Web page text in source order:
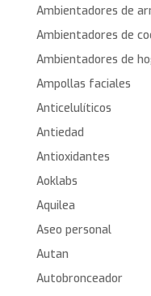
Ambientadores de
Ambientadores de
Ambientadores de
Ampollas faciales
Anticelulíticos
Antiedad
Antioxidantes
Aoklabs
Aquilea
Aseo personal
Autan
Autobronceador